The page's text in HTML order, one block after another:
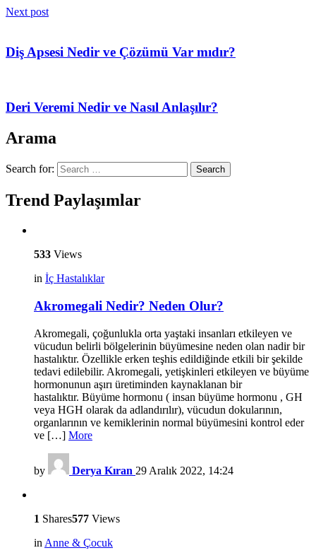
Next post
Diş Apsesi Nedir ve Çözümü Var mıdır?
Deri Veremi Nedir ve Nasıl Anlaşılır?
Arama
Search for: Search
Trend Paylaşımlar
533 Views
in İç Hastalıklar
Akromegali Nedir? Neden Olur?
Akromegali, çoğunlukla orta yaştaki insanları etkileyen ve
vücudun belirli bölgelerinin büyümesine neden olan nadir bir
hastalıktır. Özellikle erken teşhis edildiğinde etkili bir şekilde
tedavi edilebilir. Akromegali, yetişkinleri etkileyen ve büyüme
hormonunun aşırı üretiminden kaynaklanan bir
hastalıktır. Büyüme hormonu ( insan büyüme hormonu , GH
veya HGH olarak da adlandırılır), vücudun dokularının,
organlarının ve kemiklerinin normal büyümesini kontrol eder
ve […] More
by Derya Kıran 29 Aralık 2022, 14:24
1 Shares577 Views
in Anne & Çocuk